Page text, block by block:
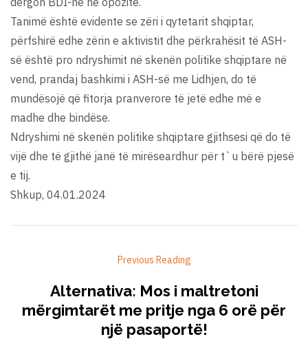
Tanimë është evidente se zëri i qytetarit shqiptar,
përfshirë edhe zërin e aktivistit dhe përkrahësit të ASH-
së është pro ndryshimit në skenën politike shqiptare në
vend, prandaj bashkimi i ASH-së me Lidhjen, do të
mundësojë që fitorja pranverore të jetë edhe më e
madhe dhe bindëse.
Ndryshimi në skenën politike shqiptare gjithsesi që do të
vijë dhe të gjithë janë të mirëseardhur për t`u bërë pjesë
e tij.
Shkup, 04.01.2024
Previous Reading
Alternativa: Mos i maltretoni
mërgimtarët me pritje nga 6 orë për
një pasaportë!